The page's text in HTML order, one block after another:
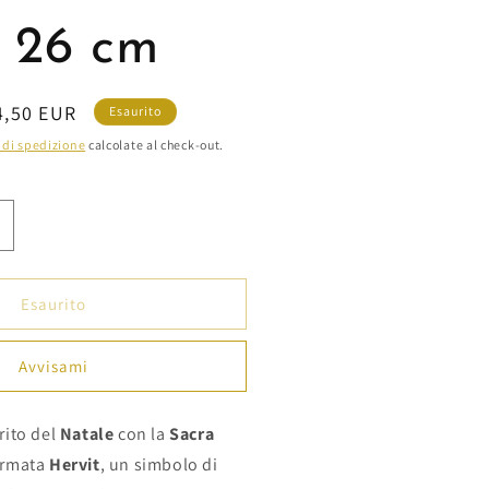
cm
EUR Esaurito
di spedizione calcolate al check-out.
Esaurito
Avvisami
del Natalecon laSacra
Hervit, un simbolo di